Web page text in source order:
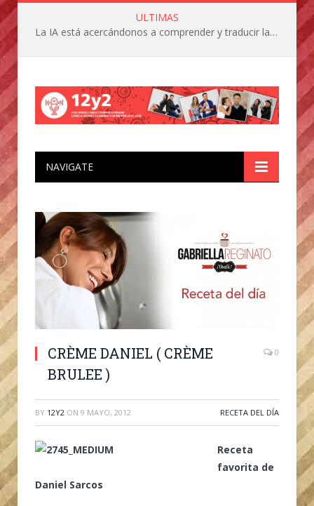
ULTIMAS
La IA está acercándonos a comprender y traducir las vocalizaciones y comportamientos de nuestras mascotas
NAVIGATE
CRÈME DANIEL ( CRÈME
BRULEE )
0
BY 12Y2 ON 9 MAYO, 2012 RECETA DEL DÍA
Receta
favorita de
Daniel Sarcos